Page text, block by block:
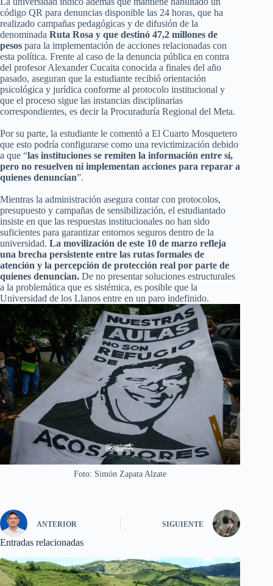
código QR para denuncias disponible las 24 horas, que ha
realizado campañas pedagógicas y de difusión de la
denominada Ruta Rosa y que destinó 47,2 millones de
pesos para la implementación de acciones relacionadas con
esta política. Frente al caso de la denuncia pública en contra
del profesor Alexander Cucaita conocida a finales del año
pasado, aseguran que la estudiante recibió orientación
psicológica y jurídica conforme al protocolo institucional y
que el proceso sigue las instancias disciplinarias
correspondientes, es decir la Procuraduría Regional del Meta.
Por su parte, la estudiante le comentó a El Cuarto Mosquetero
que esto podría configurarse como una revictimización debido
a que “las instituciones se remiten la información entre sí,
pero no resuelven ni implementan acciones para reparar a
quienes denuncian”.
Mientras la administración asegura contar con protocolos,
presupuesto y campañas de sensibilización, el estudiantado
insiste en que las respuestas institucionales no han sido
suficientes para garantizar entornos seguros dentro de la
universidad. La movilización de este 10 de marzo refleja
una brecha persistente entre las rutas formales de
atención y la percepción de protección real por parte de
quienes denuncian. De no presentar soluciones estructurales
a la problemática que es sistémica, es posible que la
Universidad de los Llanos entre en un paro indefinido.
Foto: Simón Zapata Alzate
ANTERIOR SIGUIENTE
Entradas relacionadas